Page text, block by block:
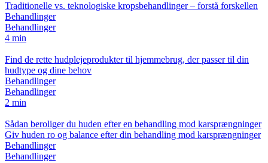
Traditionelle vs. teknologiske kropsbehandlinger – forstå forskellen
Behandlinger
Behandlinger
4 min
Find de rette hudplejeprodukter til hjemmebrug, der passer til din
hudtype og dine behov
Behandlinger
Behandlinger
2 min
Sådan beroliger du huden efter en behandling mod karsprængninger
Giv huden ro og balance efter din behandling mod karsprængninger
Behandlinger
Behandlinger